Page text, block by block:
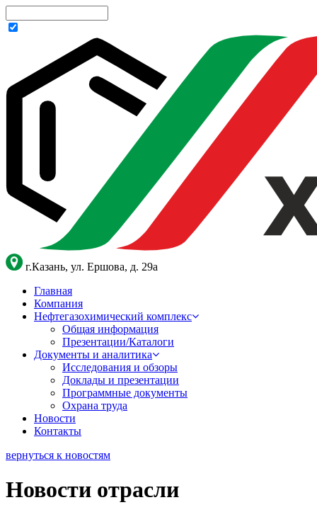
г.Казань, ул. Ершова, д. 29а
Главная
Компания
Нефтегазохимический комплекс
Общая информация
Презентации/Каталоги
Документы и аналитика
Исследования и обзоры
Доклады и презентации
Программные документы
Охрана труда
Новости
Контакты
вернуться к новостям
Новости отрасли